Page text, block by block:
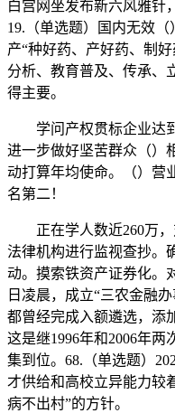
白宫网坐发布新六风雅针
19.（单选题）国内无效
产“种好药、产好药、制
分析、教育普及、传承、
得主要。
学问产权贯标企业达到
进一步做好坚苦群众（）
动打算年均使命。（）营
名第二！
正在学人数近260万，
法律机构进行监视查抄。
动。摸索铁资产证券化。
日凌晨，成立“三农金融
都曾经完成入额遴选，添
这是继1996年和2006年两
集到位。68.（单选题）
才供给和高校立异能力较
病不出村”的方针。